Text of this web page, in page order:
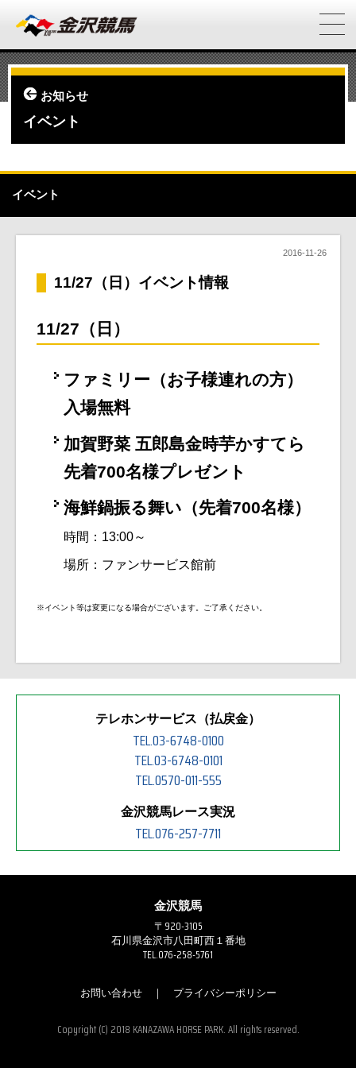
お知らせ
イベント
イベント
2016-11-26
11/27（日）イベント情報
11/27 （日）
ファミリー（お子様連れの方）
入場無料
加賀野菜 五郎島金時芋かすてら
先着700名様プレゼント
海鮮鍋振る舞い（先着700名様）
時間：13:00～
場所：ファンサービス館前
※イベント等は変更になる場合がございます。ご了承ください。
テレホンサービス（払戻金）
TEL.03-6748-0100
TEL.03-6748-0101
TEL.0570-011-555
金沢競馬レース実況
TEL.076-257-7711
金沢競馬
〒920-3105
石川県金沢市八田町西１番地
TEL.076-258-5761
お問い合わせ｜ プライバシーポリシー
Copyright (C) 2018 KANAZAWA HORSE PARK. All rights reserved.